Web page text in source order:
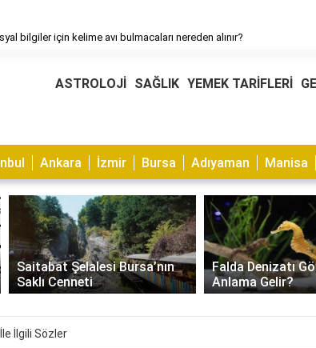
bilgiler için kelime avı bulmacaları nereden alınır?
ASTROLOJİ SAĞLIK YEMEK TARİFLERİ
Ankara İzmir Bursa Adıyaman Manisa
Falda Denizatı Görmek Ne
Anlama Gelir?
Muhabbet Kuşu
Nasıl Geçer?
Çözümleri
İlgili Sözler